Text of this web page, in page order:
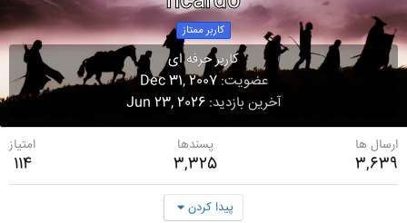
کاربر ممتاز
کاربر حرفه ای
عضویت Dec 31, 2007
آخرین بازدید Jun 23, 2026
ارسال ها
3,639
پسندها
3,325
امتیاز
114
پیدا کردن